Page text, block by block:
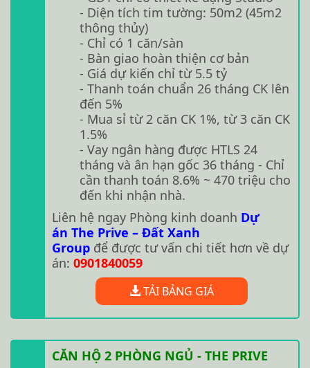
- Diện tích tim tường: 50m2 (45m2
thông thủy)
- Chỉ có 1 căn/sàn
- Bàn giao hoàn thiện cơ bản
- Giá dự kiến chỉ từ 5.5 tỷ
- Thanh toán chuẩn 26 tháng CK lên
đến 5%
- Mua sỉ từ 2 căn CK 1%, từ 3 căn CK
1.5%
- Vay ngân hàng được HTLS 24
tháng và ân hạn gốc 36 tháng - Chỉ
cần thanh toán 8.6% ~ 470 triệu cho
đến khi nhận nhà.
Liên hệ ngay Phòng kinh doanh Dự
án The Prive – Đất Xanh
Group để được tư vấn chi tiết hơn về dự
án: 0901840059
TẢI BẢNG GIÁ
CĂN HỘ 2 PHÒNG NGỦ - THE PRIVE